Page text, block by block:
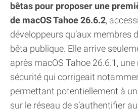
bêtas pour proposer une
de macOS Tahoe 26.6.2,
développeurs qu’aux membres
bêta publique. Elle arrive
après macOS Tahoe 26.6.1,
sécurité qui corrigeait
permettant potentiellement à
sur le réseau de s’authentifier